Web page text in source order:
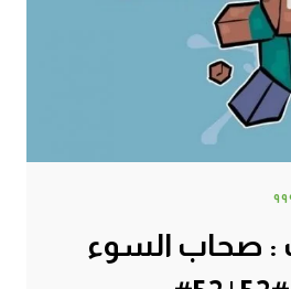
: صحاب السوء